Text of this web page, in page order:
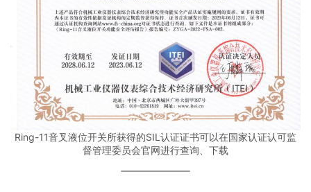
Ring-11音叉液位开关所获得的SIL认证证书可以在国家认证认可监
督管理委员会官网进行查询、下载